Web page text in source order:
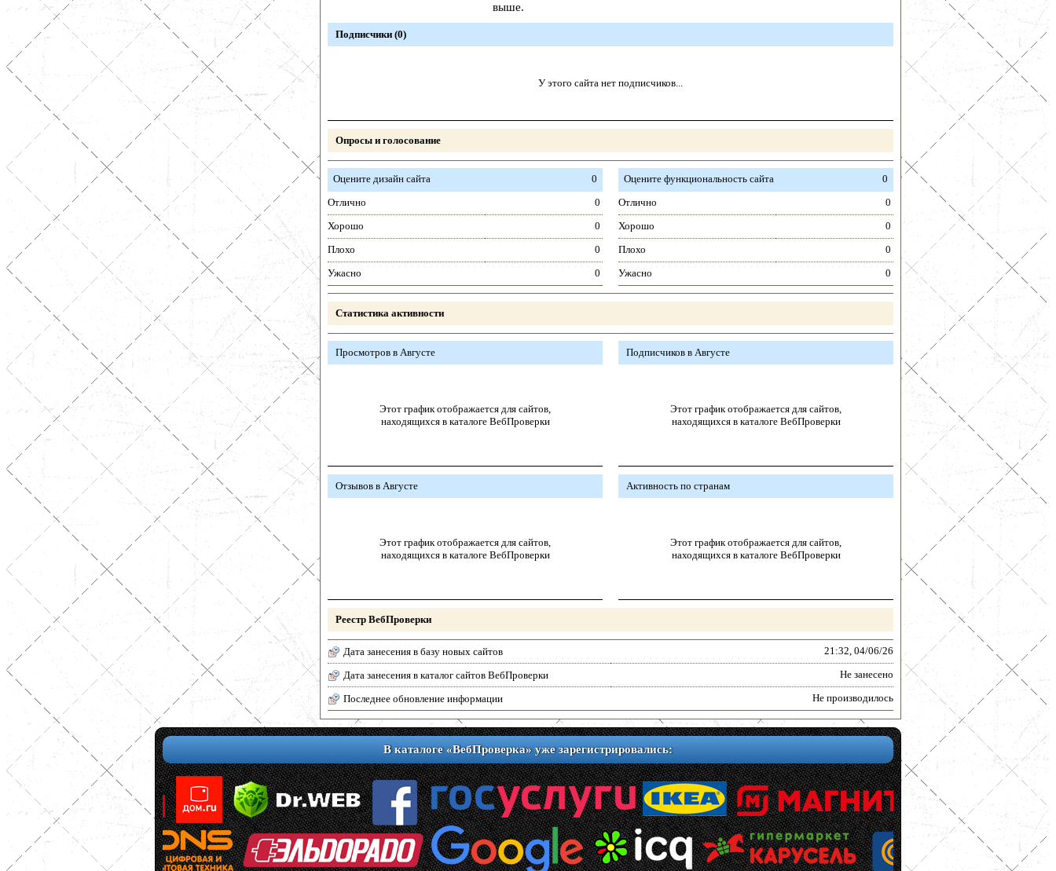
выше.
Подписчики (0)
У этого сайта нет подписчиков...
Опросы и голосование
Оцените дизайн сайта
0
Отлично
0
Хорошо
0
Плохо
0
Ужасно
0
Оцените функциональность сайта
0
Отлично
0
Хорошо
0
Плохо
0
Ужасно
0
Статистика активности
Просмотров в Августе
Этот график отображается для сайтов,
находящихся в каталоге ВебПроверки
Подписчиков в Августе
Этот график отображается для сайтов,
находящихся в каталоге ВебПроверки
Отзывов в Августе
Этот график отображается для сайтов,
находящихся в каталоге ВебПроверки
Активность по странам
Этот график отображается для сайтов,
находящихся в каталоге ВебПроверки
Реестр ВебПроверки
Дата занесения в базу новых сайтов 21:32, 04/06/26
Дата занесения в каталог сайтов ВебПроверки Не занесено
Последнее обновление информации Не производилось
В каталоге «ВебПроверка» уже зарегистрировались: